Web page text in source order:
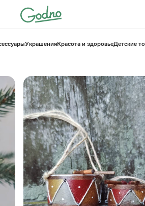
УкрашенияКрасота и здоровье⁠Детские